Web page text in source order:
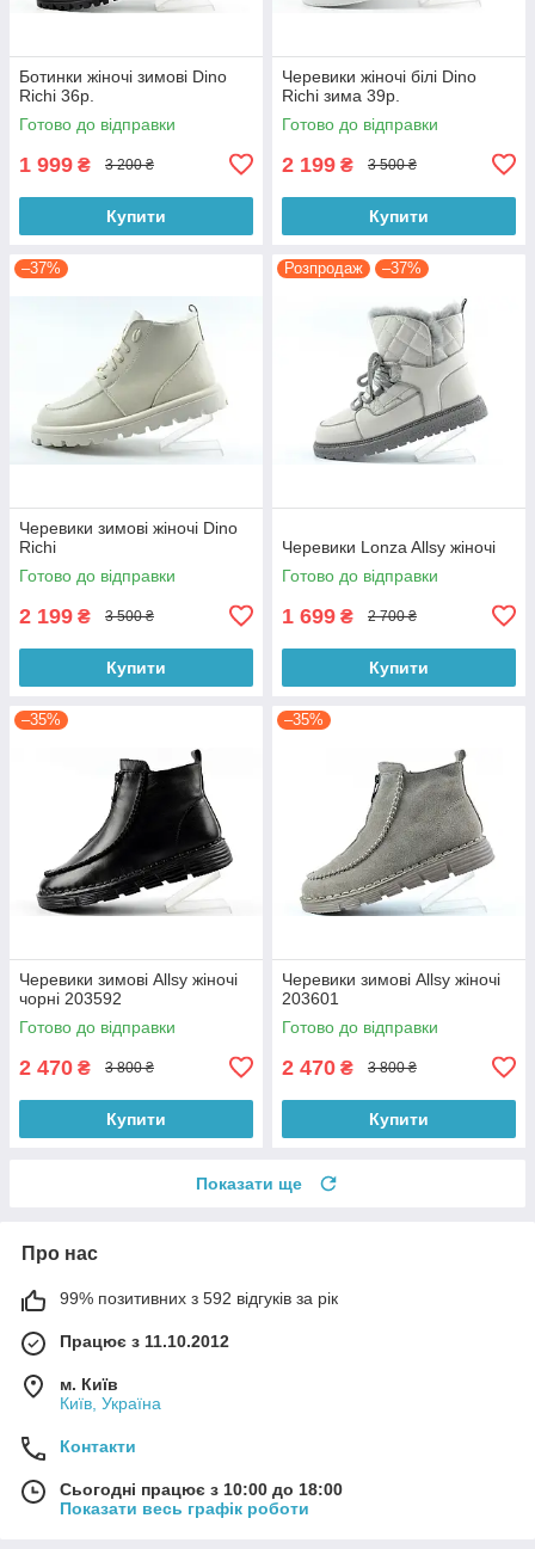
Ботинки жіночі зимові Dino
Richi 36р.
Готово до відправки
1 999 ₴ 3 200 ₴
Купити
Черевики жіночі білі Dino
Richi зима 39р.
Готово до відправки
2 199 ₴ 3 500 ₴
Купити
–37%
Черевики зимові жіночі Dino
Richi
Готово до відправки
2 199 ₴ 3 500 ₴
Купити
Розпродаж –37%
Черевики Lonza Allsy жіночі
Готово до відправки
1 699 ₴ 2 700 ₴
Купити
–35%
Черевики зимові Allsy жіночі
чорні 203592
Готово до відправки
2 470 ₴ 3 800 ₴
Купити
–35%
Черевики зимові Allsy жіночі
203601
Готово до відправки
2 470 ₴ 3 800 ₴
Купити
Показати ще
Про нас
99% позитивних з 592 відгуків за рік
Працює з 11.10.2012
м. Київ
Київ, Україна
Контакти
Сьогодні працює з 10:00 до 18:00
Показати весь графік роботи